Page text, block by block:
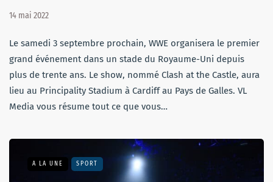
14 mai 2022
Le samedi 3 septembre prochain, WWE organisera le premier
grand événement dans un stade du Royaume-Uni depuis
plus de trente ans. Le show, nommé Clash at the Castle, aura
lieu au Principality Stadium à Cardiff au Pays de Galles. VL
Media vous résume tout ce que vous…
A LA UNE SPORT